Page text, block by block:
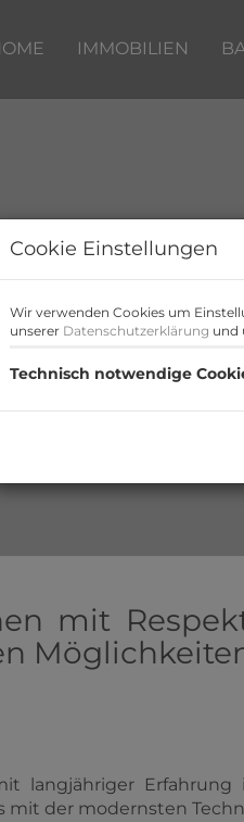
IMMOBILIEN
mit
langjähriger
mit der modernsten
Cookie Einstellungen
Wir verwenden Cookies um
unserer Datenschutzerklärung und
Technisch notwendige